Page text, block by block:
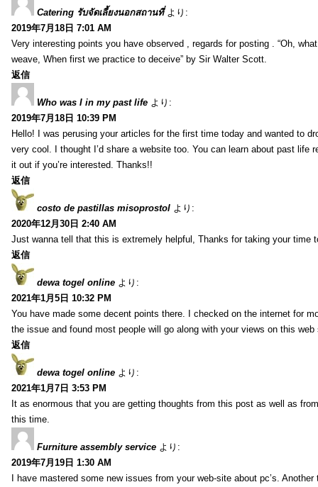
Catering รับจัดเลี้ยงนอกสถานที่ より:
2019年7月18日 7:01 AM
Very interesting points you have observed , regards for posting . “Oh,
weave, When first we practice to deceive” by Sir Walter Scott.
返信
Who was I in my past life より:
2019年7月18日 10:39 PM
Hello! I was perusing your articles for the first time today and wanted to
very cool. I thought I’d share a website too. You can learn about past life
it out if you’re interested. Thanks!!
返信
costo de pastillas misoprostol より:
2020年12月30日 2:40 AM
Just wanna tell that this is extremely helpful, Thanks for taking your time
返信
dewa togel online より:
2021年1月5日 10:32 PM
You have made some decent points there. I checked on the internet for
the issue and found most people will go along with your views on this web
返信
dewa togel online より:
2021年1月7日 3:53 PM
It as enormous that you are getting thoughts from this post as well as
this time.
Furniture assembly service より:
2019年7月19日 1:30 AM
I have mastered some new issues from your web-site about pc’s. Another